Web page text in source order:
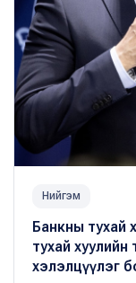
Нийгэм
Банкны тухай
тухай хуулийн
хэлэлцүүлэг